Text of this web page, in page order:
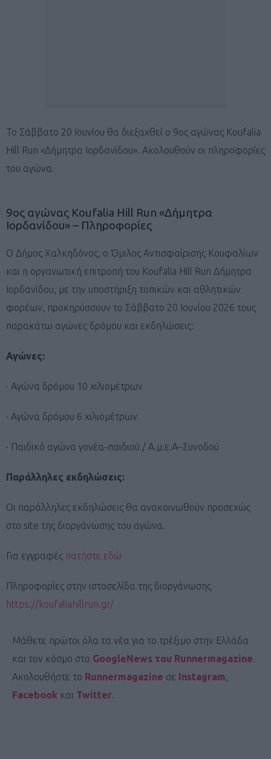
Το Σάββατο 20 Ιουνίου θα διεξαχθεί ο 9ος αγώνας Koufalia
Hill Run «Δήμητρα Ιορδανίδου». Ακολουθούν οι πληροφορίες
του αγώνα.
9ος αγώνας Koufalia Hill Run «Δήμητρα
Ιορδανίδου» – Πληροφορίες
Ο Δήμος Χαλκηδόνος, ο Όμιλος Αντισφαίρισης Κουφαλίων
και η οργανωτική επιτροπή του Koufalia Hill Run Δήμητρα
Ιορδανίδου, με την υποστήριξη τοπικών και αθλητικών
φορέων, προκηρύσσουν το Σάββατο 20 Ioυνίου 2026 τους
παρακάτω αγώνες δρόμου και εκδηλώσεις:
Αγώνες:
· Αγώνα δρόμου 10 χιλιομέτρων
· Αγώνα δρόμου 6 χιλιομέτρων
· Παιδικό αγώνα γονέα-παιδιού / Α.μ.ε.Α–Συνοδού
Παράλληλες εκδηλώσεις:
Οι παράλληλες εκδηλώσεις θα ανακοινωθούν προσεχώς
στο site της διοργάνωσης του αγώνα.
Για εγγραφές πατήστε εδώ
Πληροφορίες στην ιστοσελίδα της διοργάνωσης
https://koufaliahillrun.gr/
Μάθετε πρώτοι όλα τα νέα για το τρέξιμο στην Ελλάδα
και τον κόσμο στο GoogleNews του Runnermagazine.
Ακολουθήστε το Runnermagazine σε Instagram,
Facebook και Twitter.